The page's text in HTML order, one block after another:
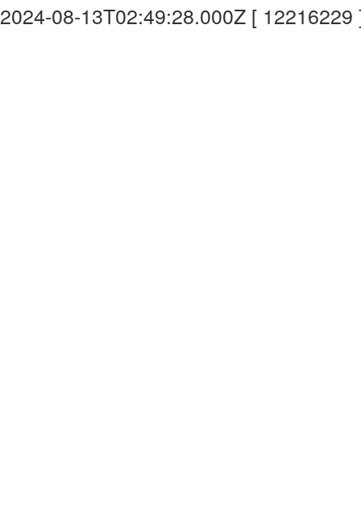
2024-08-13T02:49:28.000Z [ 12216229